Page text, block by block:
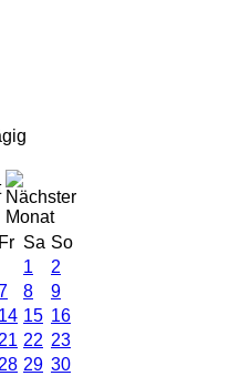
Fr Sa So
1
2
8
9
14 15 16
21 22 23
28 29 30